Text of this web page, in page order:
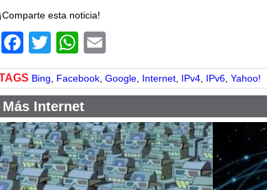
¡Comparte esta noticia!
Facebook
TwitterWhatsApp
Bing Facebook Google Internet IPv4 IPv6 Yahoo!
Más Internet